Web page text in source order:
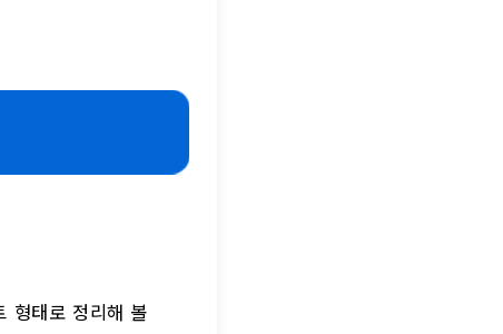
형태로 정리해 볼